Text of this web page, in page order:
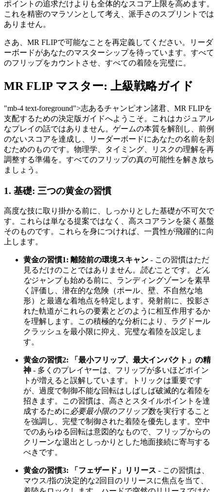
ポイントの追求だけよりも全体的なスコア上限を高めます。
これを精密のマラソンとして考え、派手さのスプリントでは
ありません。
さあ、MR FLIPで可能なことを再定義してください。リーダ
ーボードがあなたのマスターシップを待っています。すべて
のフリップをカウントさせ、すべての着陸を完璧に。
MR FLIP マスター: 上級戦略ガイド
"mb-4 text-foreground">志あるチャンピオン諸君、MR FLIPを
支配するための決定版ガイドへようこそ。これはカジュアル
なプレイの話ではありません。ゲームの本質を解剖し、前例
のないスコアを達成し、リーダーボードにあなたの名前を刻
むためのものです。物理学、タイミング、リスクの理解を再
調整する準備を。すべてのフリップの真の可能性を解き放ち
ましょう。
1. 基礎: 三つの黄金の習慣
高度な技に取り掛かる前に、しっかりとした基礎が不可欠で
す。これらは単なる提案ではなく、高スコアランを築く基盤
そのものです。これらを身につければ、一貫性が飛躍的に向
上します。
黄金の習慣1: 離陸前の環境スキャン - この習慣はただ
見るだけのことではありません。 読むことです。
どん
なジャンプも始める前に、ランディングゾーンを素早
く評価し、潜在的な危険（ポール、壁、不自然な地
形）と最適な着地点を特定します。発射前に、投影さ
れた軌道がこれらの要素とどのように相互作用するか
を理解します。この積極的な分析により、ラグドール
クラッシュを最小限に抑え、完璧な着陸を設定しま
す。
黄金の習慣2: 「最小フリップ、最大インパクト」の精
神 - 多くのプレイヤーは、フリップが多いほどポイン
トが増えると誤解しています。トリックは重要です
が、過度で制御不能な回転はしばしば破滅的な着陸を
招きます。この習慣は、高さとスタイルポイントを達
成するために必要最小限のフリップ数を実行すること
を強調し、完璧で制御された着陸を優先します。空中
でのあらゆる回転は意図的なもので、フリップからの
クリーンな退出としっかりとした地面接続に寄与する
べきです。
黄金の習慣3: 「フェザード」リリース - この習慣は、
マウス/指の決定的な2回目のリリースに焦点を当て、